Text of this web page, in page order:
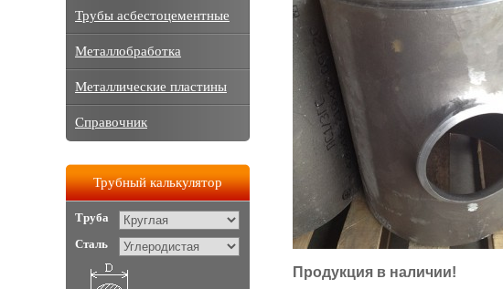
Продукция в наличии!
Трубы асбестоцементные
Металлобработка
Металлические пластины
Справочник
Трубный калькулятор
Труба
Сталь